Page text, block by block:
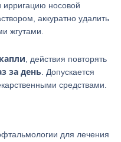
ирригацию носовой
аккуратно удалить
жгутами.
, действия повторять
за день . Допускается
средствами.
для лечения